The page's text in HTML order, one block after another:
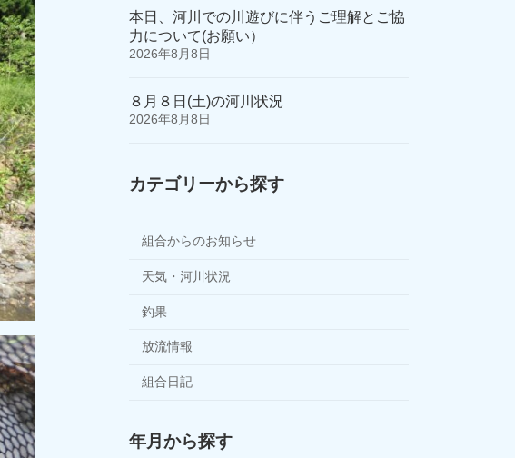
本日、河川での川遊びに伴うご理解とご協
力について(お願い）
2026年8月8日
８月８日(土)の河川状況
2026年8月8日
カテゴリーから探す
組合からのお知らせ
天気・河川状況
釣果
放流情報
組合日記
年月から探す